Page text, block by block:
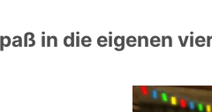
in die eigenen